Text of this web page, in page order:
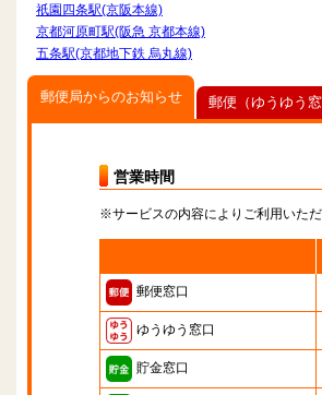
祇園四条駅(京阪本線)
京都河原町駅(阪急 京都本線)
五条駅(京都地下鉄 烏丸線)
郵便局からのお知らせ
営業時間
※サービスの内容によりご利用いた
郵便窓口
ゆうゆう窓口
貯金窓口
郵便（ゆうゆう窓